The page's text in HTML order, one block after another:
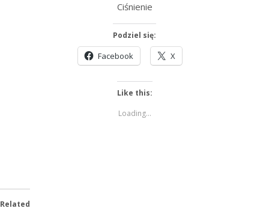
Ciśnienie
Podziel się:
Facebook X
Like this:
Loading...
Related